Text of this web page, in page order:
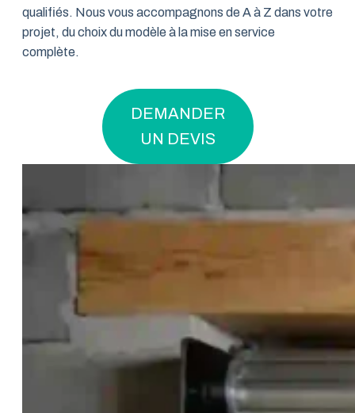
qualifiés. Nous vous accompagnons de A à Z dans votre
projet, du choix du modèle à la mise en service
complète.
DEMANDER
UN DEVIS